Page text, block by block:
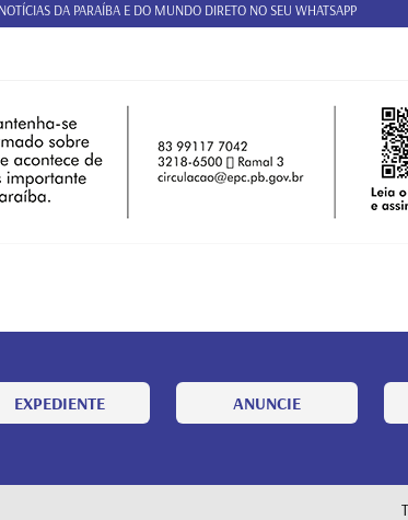
DA PARAÍBA E DO MUNDO DIRETO NO SEU WHATSAPP
EXPEDIENTE ANUNCIE